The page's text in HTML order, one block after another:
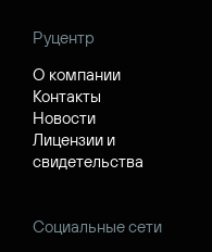
Руцентр
О компании
Контакты
Новости
Лицензии и
свидетельства
Социальные сети